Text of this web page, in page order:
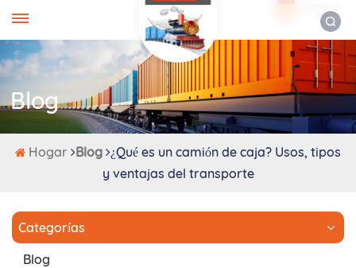
Blog
Hogar Blog ¿Qué es un camión de caja? Usos, tipos
y ventajas del transporte
Categorías
Blog